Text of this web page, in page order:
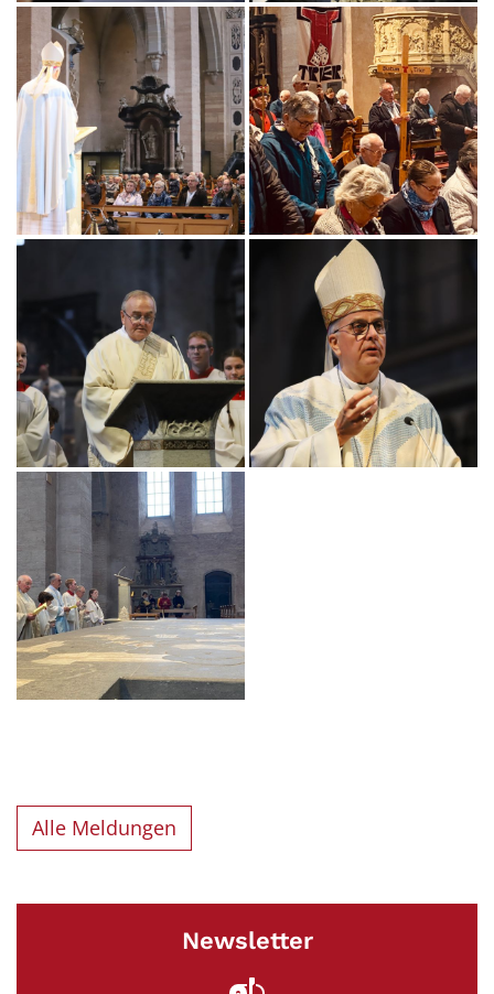
Alle Meldungen
Newsletter